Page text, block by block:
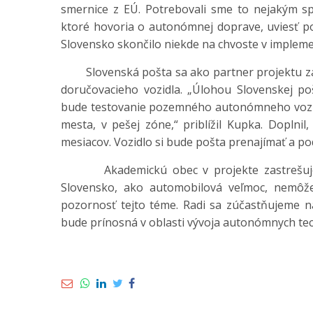
smernice z EÚ. Potrebovali sme to nejakým
ktoré hovoria o autonómnej doprave, uviesť
Slovensko skončilo niekde na chvoste v
Slovenská pošta sa ako partner projektu
doručovacieho vozidla. „Úlohou Slovenskej
bude testovanie pozemného autonómneho
mesta, v pešej zóne,“ priblížil Kupka.
mesiacov. Vozidlo si bude pošta prenajímať a
Akademickú obec v projekte zastrešuje
Slovensko, ako automobilová veľmoc,
pozornosť tejto téme. Radi sa zúčastňujeme
bude prínosná v oblasti vývoja autonómnych